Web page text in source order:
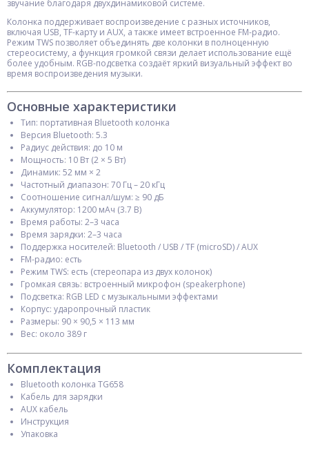
звучание благодаря двухдинамиковой системе.
Колонка поддерживает воспроизведение с разных источников,
включая USB, TF-карту и AUX, а также имеет встроенное FM-радио.
Режим TWS позволяет объединять две колонки в полноценную
стереосистему, а функция громкой связи делает использование ещё
более удобным. RGB-подсветка создаёт яркий визуальный эффект во
время воспроизведения музыки.
Основные характеристики
Тип: портативная Bluetooth колонка
Версия Bluetooth: 5.3
Радиус действия: до 10 м
Мощность: 10 Вт (2 × 5 Вт)
Динамик: 52 мм × 2
Частотный диапазон: 70 Гц – 20 кГц
Соотношение сигнал/шум: ≥ 90 дБ
Аккумулятор: 1200 мАч (3.7 В)
Время работы: 2–3 часа
Время зарядки: 2–3 часа
Поддержка носителей: Bluetooth / USB / TF (microSD) / AUX
FM-радио: есть
Режим TWS: есть (стереопара из двух колонок)
Громкая связь: встроенный микрофон (speakerphone)
Подсветка: RGB LED с музыкальными эффектами
Корпус: ударопрочный пластик
Размеры: 90 × 90,5 × 113 мм
Вес: около 389 г
Комплектация
Bluetooth колонка TG658
Кабель для зарядки
AUX кабель
Инструкция
Упаковка